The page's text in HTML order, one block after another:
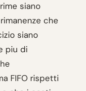
siano
che
siano
piu di
FIFO rispetti